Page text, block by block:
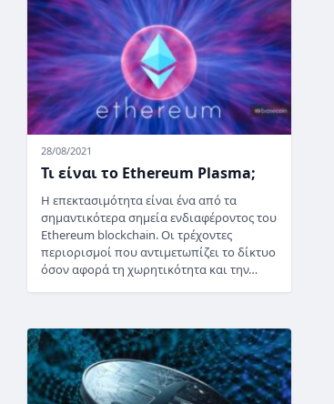
28/08/2021
Τι είναι το Ethereum Plasma;
Η επεκτασιμότητα είναι ένα από τα
σημαντικότερα σημεία ενδιαφέροντος του
Ethereum blockchain. Οι τρέχοντες
περιορισμοί που αντιμετωπίζει το δίκτυο
όσον αφορά τη χωρητικότητα και την…